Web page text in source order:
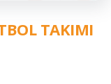
TAKIMI